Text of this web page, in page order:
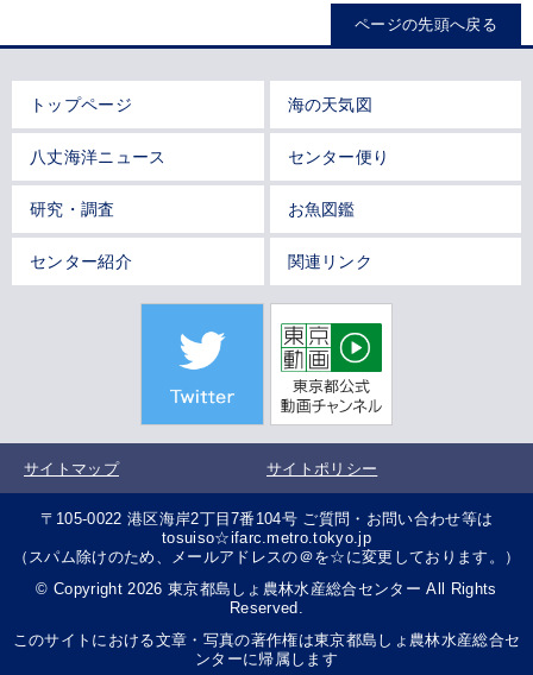
ページの先頭へ戻る
トップページ 海の天気図
八丈海洋ニュース センター便り
研究・調査 お魚図鑑
センター紹介 関連リンク
サイトマップ サイトポリシー
〒105-0022 港区海岸2丁目7番104号 ご質問・お問い合わせ等は
tosuiso☆ifarc.metro.tokyo.jp
（スパム除けのため、メールアドレスの＠を☆に変更しております。）
© Copyright 2026 東京都島しょ農林水産総合センター All Rights
Reserved.
このサイトにおける文章・写真の著作権は東京都島しょ農林水産総合セ
ンターに帰属します